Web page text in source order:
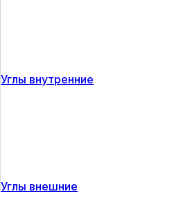
Углы внутренние
Углы внешние